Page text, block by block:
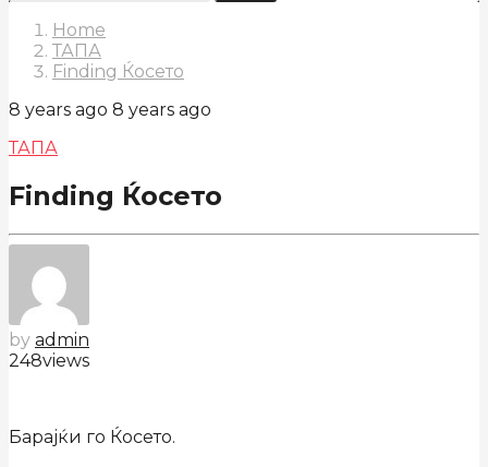
Home
ТАПА
Finding Ќосето
8 years ago 8 years ago
ТАПА
Finding Ќосето
by admin
248views
Барајќи го Ќосето.